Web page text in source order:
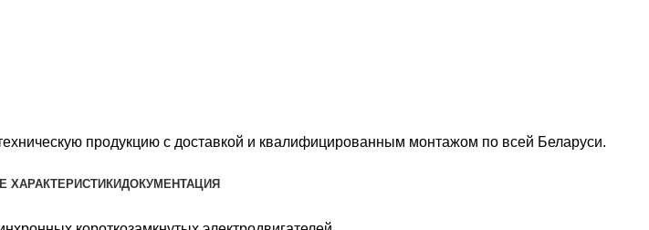
продукцию с доставкой и квалифицированным монтажом по всей Беларуси.
ХАРАКТЕРИСТИКИДОКУМЕНТАЦИЯ